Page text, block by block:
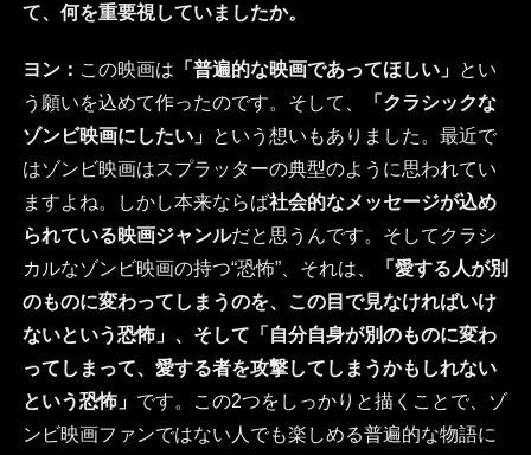
て、何を重要視していましたか。
ヨン： この映画は 「普遍的な映画であってほしい」 とい
う願いを込めて作ったのです。そして、
「クラシックな
ゾンビ映画にしたい」 という想いもありました。最近で
はゾンビ映画はスプラッターの典型のように思われてい
ますよね。しかし本来ならば社会的なメッセージが込め
られている映画ジャンルだと思うんです。そしてクラシ
カルなゾンビ映画の持つ“恐怖”、それは、
「愛する人が別
のものに変わってしまうのを、この目で見なければいけ
ないという恐怖」、そして「自分自身が別のものに変わ
ってしまって、愛する者を攻撃してしまうかもしれない
という恐怖」 です。この2つをしっかりと描くことで、ゾ
ンビ映画ファンではない人でも楽しめる普遍的な物語に